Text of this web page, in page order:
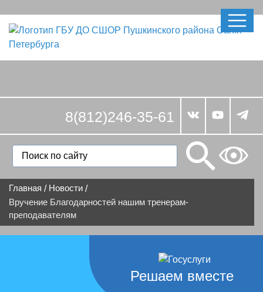
8(812)246-35-61
Главная / Новости /
Вручение Благодарностей нашим тренерам-
преподавателям
Решаем вместе